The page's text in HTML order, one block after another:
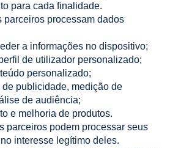
« 1 2 3 4
LOJA
AJUDA
A MINHA CONTA
para cada finalidade.
parceiros processam dados
a informações no dispositivo;
de utilizador personalizado;
personalizado;
publicidade, medição de
de audiência;
e melhoria de produtos.
parceiros podem processar seus
interesse legítimo deles.